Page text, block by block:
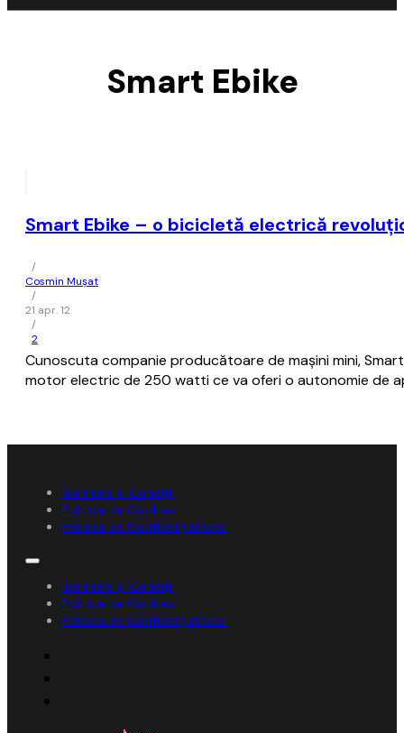
Smart Ebike
Smart Ebike – o bicicletă electrică
/
Cosmin Mușat
/
21 apr. 12
/
2
Cunoscuta companie producătoare de maşini mini,
motor electric de 250 watti ce va oferi o autonomie de
Termene și Condiții
Politica de Cookies
Politica de Confidențialitate
Termene și Condiții
Politica de Cookies
Politica de Confidențialitate